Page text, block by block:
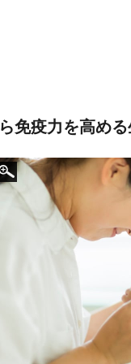
免疫力を高め